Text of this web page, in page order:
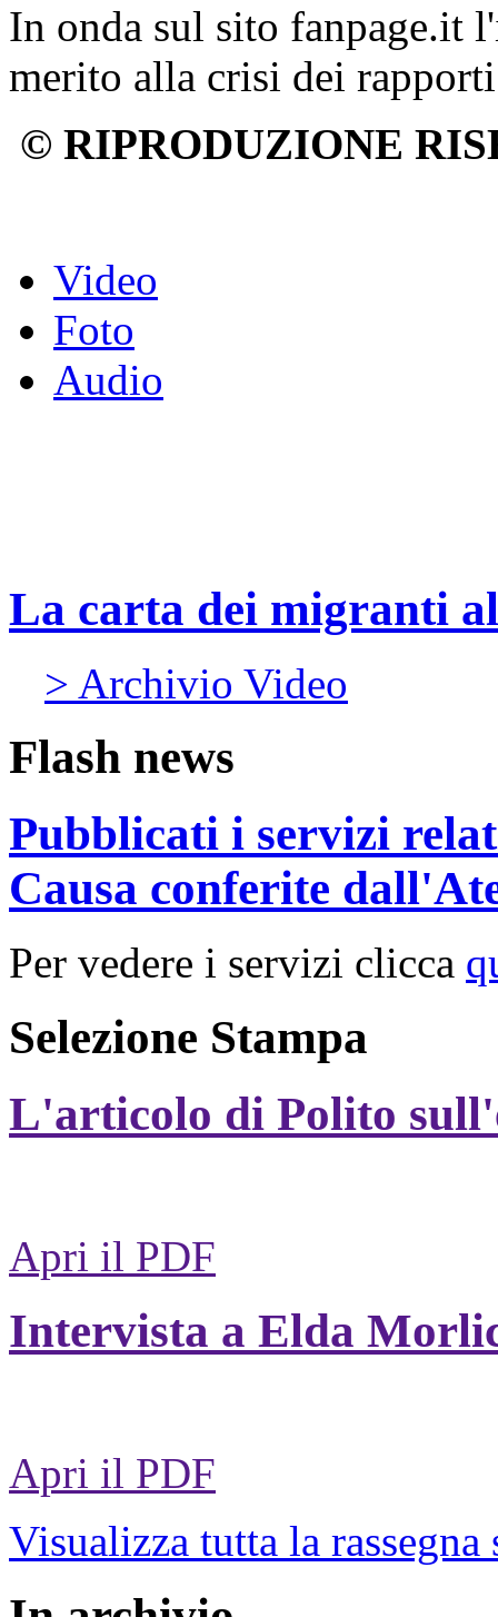
In onda sul sito fanpage.it
merito alla crisi dei
© RIPRODUZIONE
Video
Foto
Audio
La carta dei migranti
> Archivio Video
Flash news
Pubblicati i servizi
Causa conferite
Per vedere i servizi clicca
Selezione Stampa
L'articolo di Polito
Apri il PDF
Intervista a Elda
Apri il PDF
Visualizza tutta la rassegna